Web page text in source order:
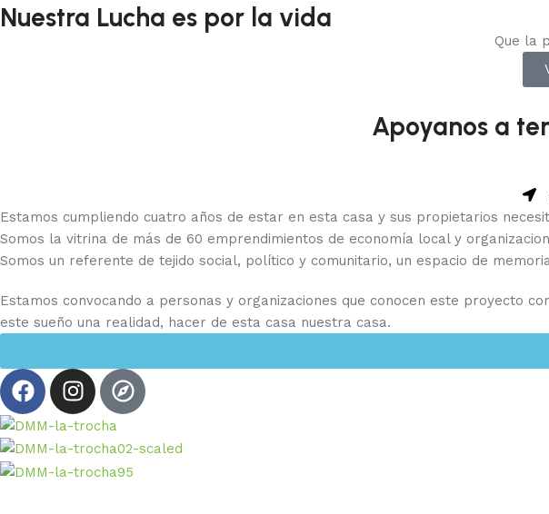
Nuestra Lucha es por la vida
Que la
Apoyanos a
Estamos cumpliendo cuatro años de estar en esta casa y sus propietarios
Somos la vitrina de más de 60 emprendimientos de economía local y
Somos un referente de tejido social, político y comunitario, un espacio de
Estamos convocando a personas y organizaciones que conocen este proyecto
este sueño una realidad, hacer de esta casa nuestra casa.